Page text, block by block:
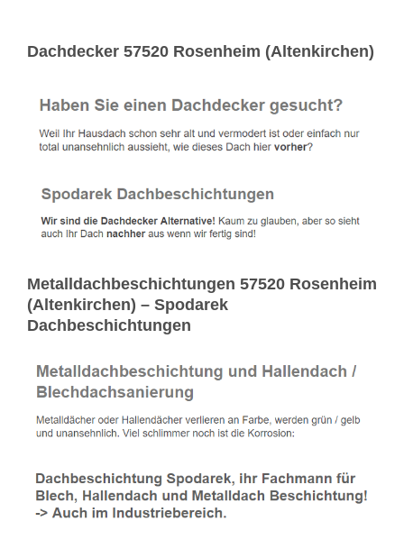
Dachdecker 57520 Rosenheim (Altenkirchen)
Metalldachbeschichtungen 57520 Rosenheim
(Altenkirchen) – Spodarek
Dachbeschichtungen